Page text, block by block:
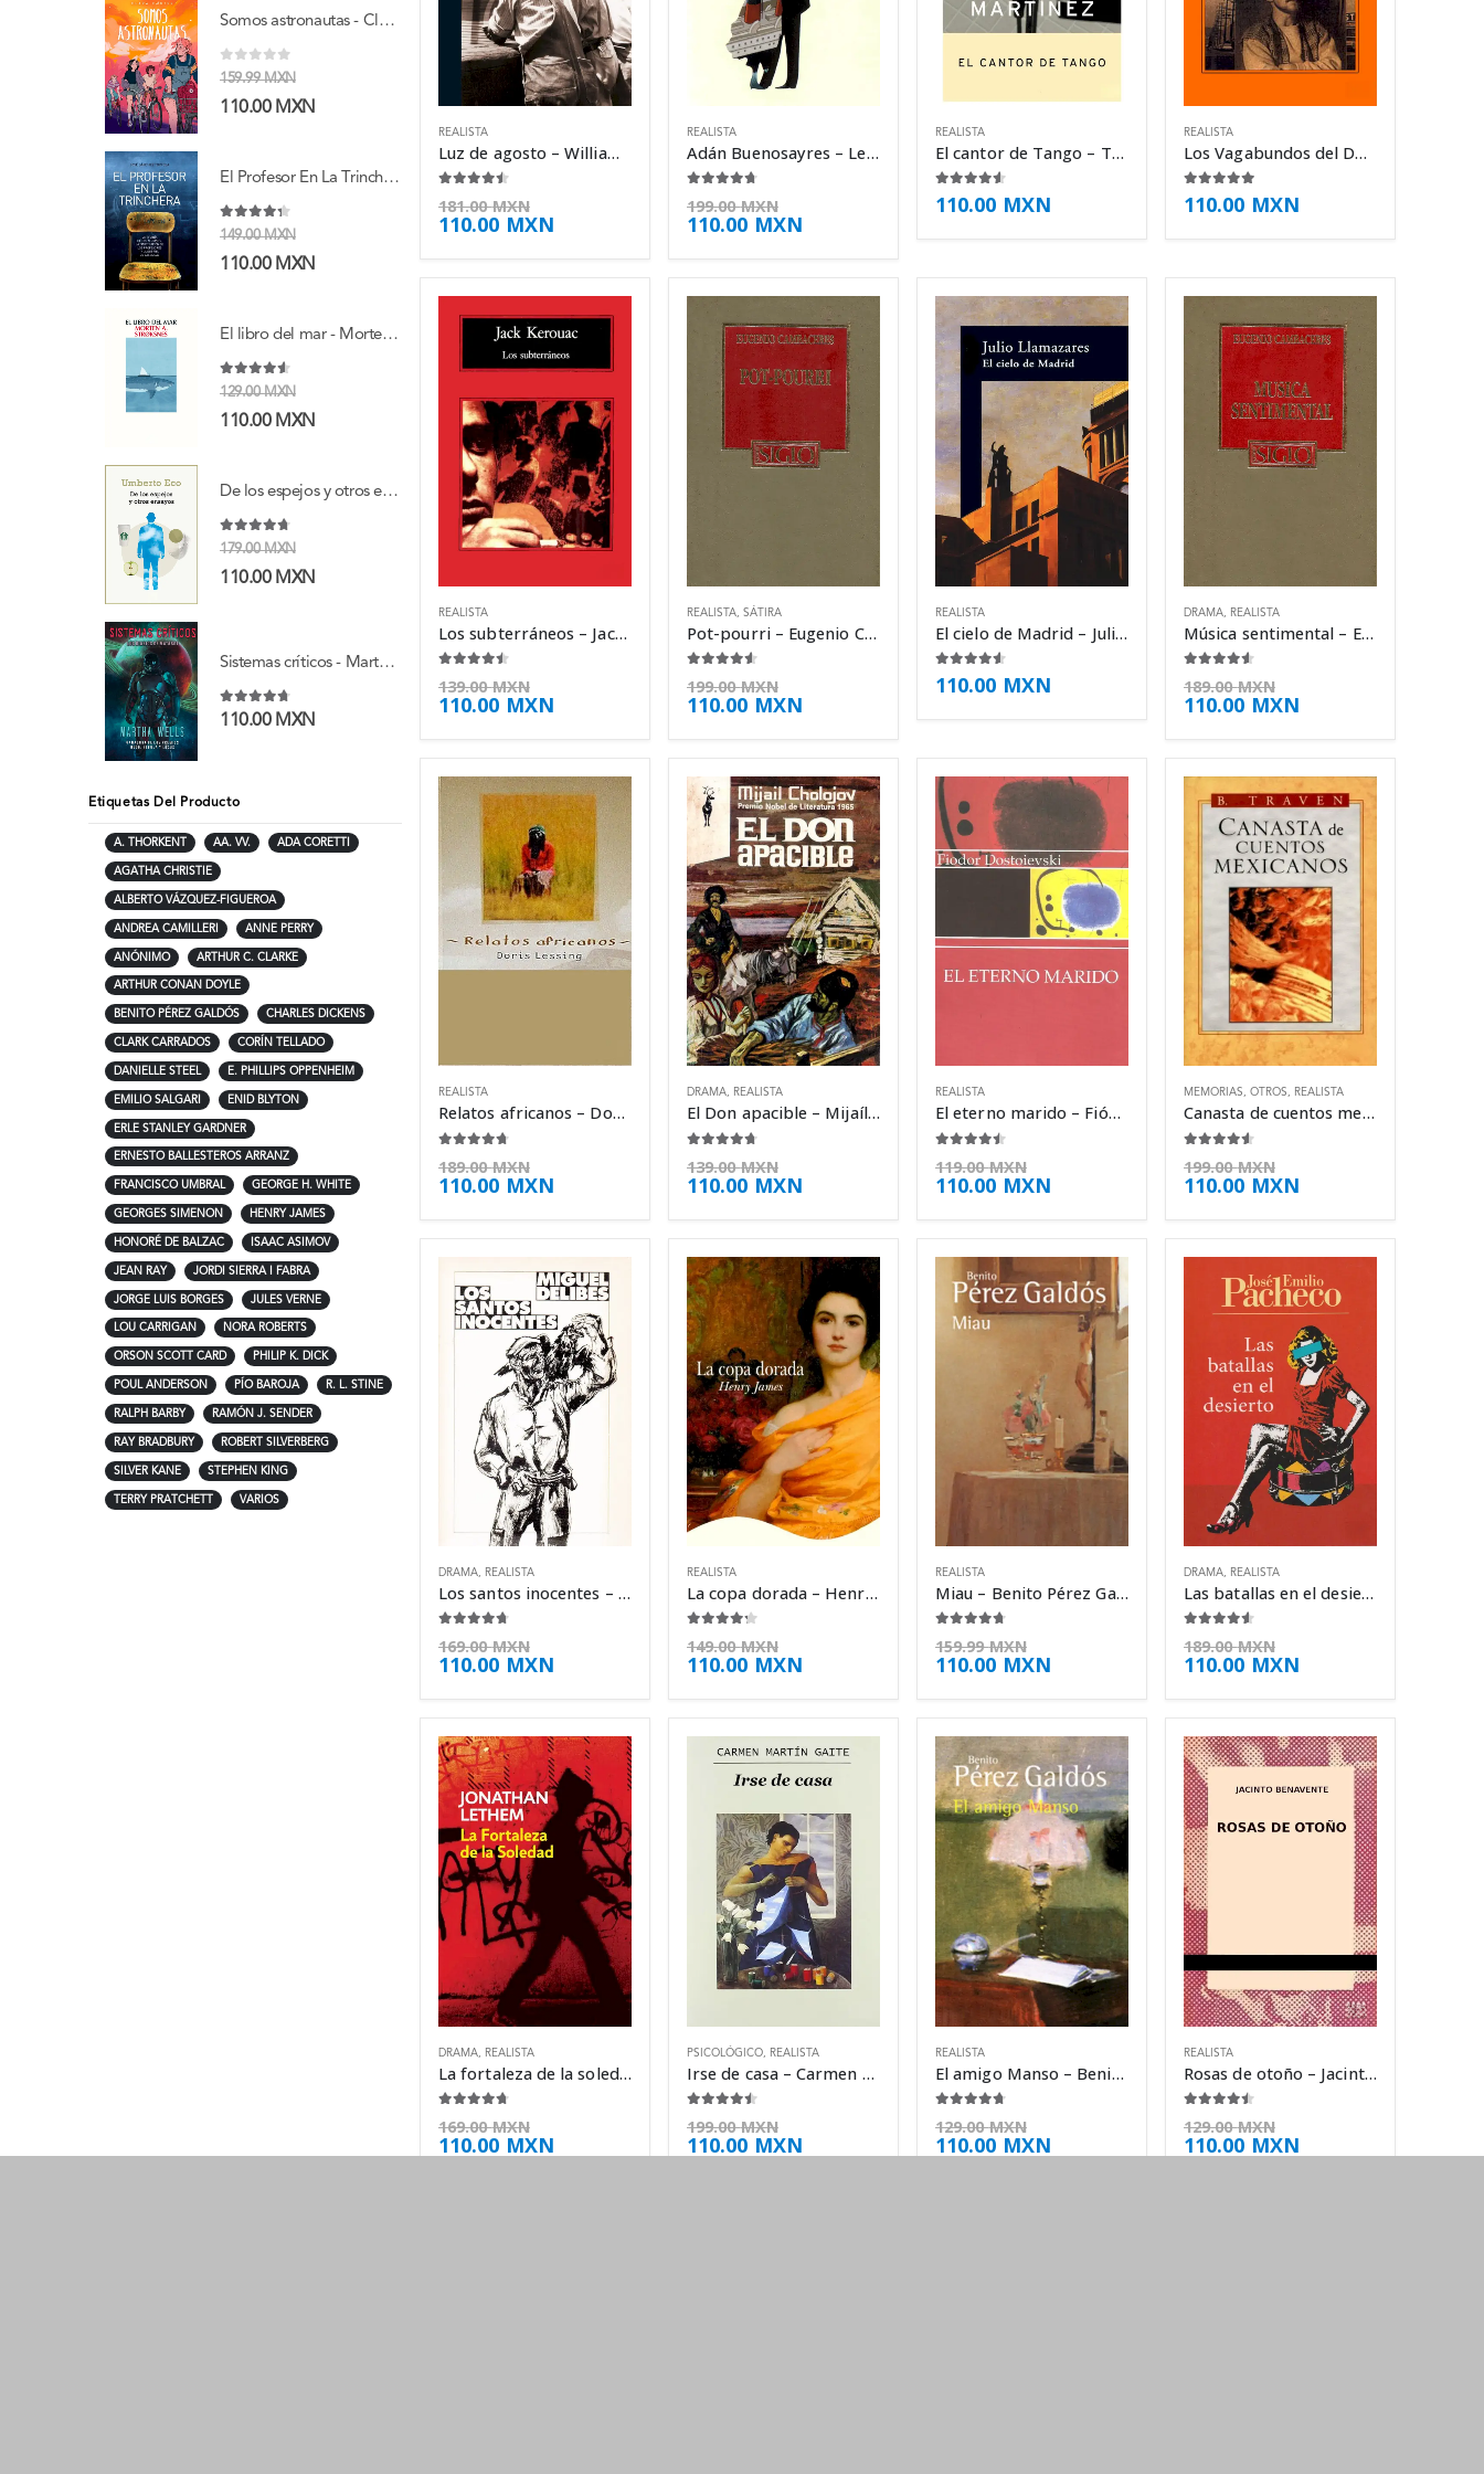
REALISTA
Luz de agosto – William Faulkner
181.00MXN
110.00 MXN
REALISTA
Adán Buenosayres – Leopoldo Marechal
199.00MXN
110.00 MXN
REALISTA
El cantor de Tango – Tomás Eloy Martínez
4.50 de 5
110.00 MXN
REALISTA
Los Vagabundos del Dharma – Jack Kerouac
4.88 de 5
110.00 MXN
REALISTA
Los subterráneos – Jack Kerouac
139.00MXN
110.00 MXN
REALISTA SÁTIRA
Pot-pourri – Eugenio Cambaceres
199.00MXN
110.00 MXN
REALISTA
El cielo de Madrid – Julio Llamazares
4.50 de 5
110.00 MXN
DRAMA REALISTA
Música sentimental – Eugenio Cambaceres
189.00MXN
110.00 MXN
REALISTA
Relatos africanos – Doris Lessing
189.00MXN
110.00 MXN
DRAMA, REALISTA
El Don apacible – Mijaíl Shólojov
139.00MXN
110.00 MXN
REALISTA
El eterno marido – Fiódor Dostoyevski
119.00MXN
110.00 MXN
MEMORIAS , OTROS , REALISTA
Canasta de cuentos mexicanos – B. Traven
199.00MXN
110.00 MXN
DRAMA, REALISTA
Los santos inocentes – Miguel Delibes
169.00MXN
110.00 MXN
REALISTA
La copa dorada – Henry James
149.00MXN
110.00 MXN
REALISTA
Miau – Benito Pérez Galdós
159.99MXN
110.00 MXN
DRAMA, REALISTA
Las batallas en el desierto – José Emilio Pacheco
189.00MXN
110.00 MXN
DRAMA REALISTA
La fortaleza de la soledad – Jonathan Lethem
169.00MXN
110.00 MXN
PSICOLÓGICO REALISTA
Irse de casa – Carmen Martín Gaite
199.00MXN
110.00 MXN
REALISTA
El amigo Manso – Benito Pérez Galdós
129.00MXN
110.00 MXN
REALISTA
Rosas de otoño – Jacinto Benavente
129.00MXN
110.00 MXN
Somos astronautas - Clara Cortés
0de 5
159.99MXN
110.00 MXN
El Profesor En La Trinchera - Sanchez Tortosa Jose
4.25de 5
149.00MXN
110.00 MXN
El libro del mar - Morten A. Strøksnes
4.50de 5
129.00MXN
110.00 MXN
De los espejos y otros ensayos - Umberto Eco
4.63de 5
179.00MXN
110.00 MXN
Sistemas críticos - Martha Wells
4.63de 5
110.00 MXN
Etiquetas Del Producto
A. THORKENT AA. VV. ADA CORETTI
AGATHA CHRISTIE
ALBERTO VÁZQUEZ-FIGUEROA
ANDREA CAMILLERI ANNE PERRY
ANÓNIMO ARTHUR C. CLARKE
ARTHUR CONAN DOYLE
BENITO PÉREZ GALDÓS CHARLES DICKENS
CLARK CARRADOS CORÍN TELLADO
DANIELLE STEEL E. PHILLIPS OPPENHEIM
EMILIO SALGARI ENID BLYTON
ERLE STANLEY GARDNER
ERNESTO BALLESTEROS ARRANZ
FRANCISCO UMBRAL GEORGE H. WHITE
GEORGES SIMENON HENRY JAMES
HONORÉ DE BALZAC ISAAC ASIMOV
JEAN RAY JORDI SIERRA I FABRA
JORGE LUIS BORGES JULES VERNE
LOU CARRIGAN NORA ROBERTS
ORSON SCOTT CARD PHILIP K. DICK
POUL ANDERSON PÍO BAROJA R. L. STINE
RALPH BARBY RAMÓN J. SENDER
RAY BRADBURY ROBERT SILVERBERG
SILVER KANE STEPHEN KING
TERRY PRATCHETT VARIOS